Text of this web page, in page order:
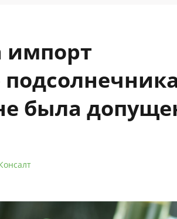
импорт
была